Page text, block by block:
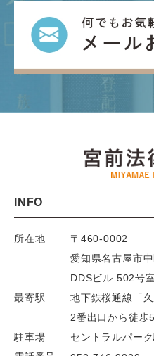
INFO
所在地
〒460-0002
愛知県名古屋市
DDSビル 502号室
最寄駅
地下鉄桜通線「久
2番出口から徒歩
駐車場
セントラルパーク